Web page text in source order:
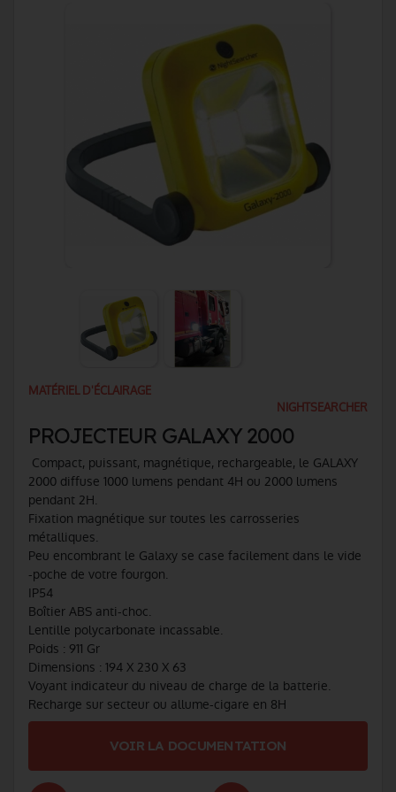
MATÉRIEL D'ÉCLAIRAGE
NIGHTSEARCHER
PROJECTEUR GALAXY 2000
Compact, puissant, magnétique, rechargeable, le GALAXY
2000 diffuse 1000 lumens pendant 4H ou 2000 lumens
pendant 2H.
Fixation magnétique sur toutes les carrosseries
métalliques.
Peu encombrant le Galaxy se case facilement dans le vide
-poche de votre fourgon.
IP54
Boîtier ABS anti-choc.
Lentille polycarbonate incassable.
Poids : 911 Gr
Dimensions : 194 X 230 X 63
Voyant indicateur du niveau de charge de la batterie.
Recharge sur secteur ou allume-cigare en 8H
VOIR LA DOCUMENTATION